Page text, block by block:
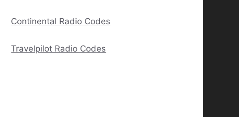
Continental Radio Codes
Travelpilot Radio Codes